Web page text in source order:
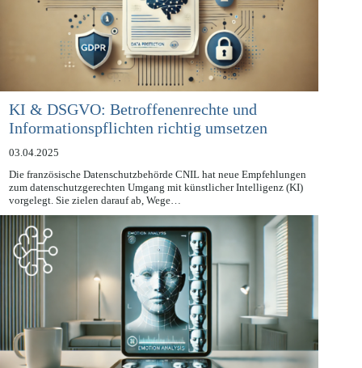
KI & DSGVO: Betroffenenrechte und
Informationspflichten richtig umsetzen
03.04.2025
Die französische Datenschutzbehörde CNIL hat neue Empfehlungen
zum datenschutzgerechten Umgang mit künstlicher Intelligenz (KI)
vorgelegt. Sie zielen darauf ab, Wege…